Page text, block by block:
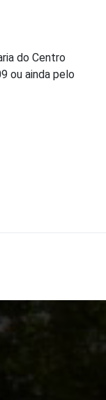
do Centro
ou ainda pelo